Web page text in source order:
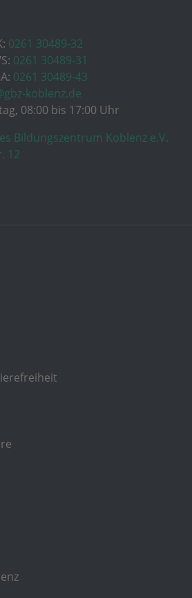
0261 30489-32
0261 30489-31
0261 30489-43
koblenz.de
08:00 bis 17:00 Uhr
Bildungszentrum Koblenz e.V.
12